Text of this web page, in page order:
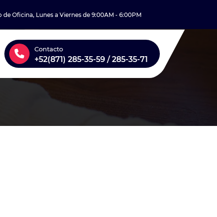
de Oficina, Lunes a Viernes de 9:00AM - 6:00PM
Contacto
+52(871) 285-35-59 / 285-35-71